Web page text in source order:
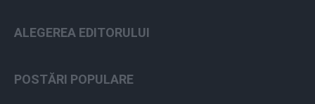
ALEGEREA EDITORULUI
POSTĂRI POPULARE